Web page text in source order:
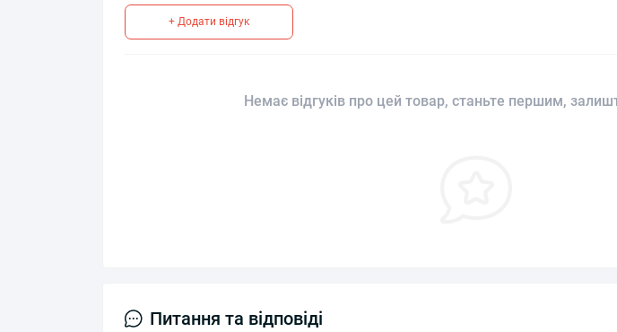
+ Додати відгук
Немає відгуків про цей товар, станьте першим,
Питання та відповіді